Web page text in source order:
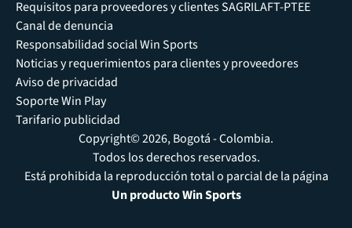
Requisitos para proveedores y clientes SAGRILAFT-PTEE
Canal de denuncia
Responsabilidad social Win Sports
Noticias y requerimientos para clientes y proveedores
Aviso de privacidad
Soporte Win Play
Tarifario publicidad
Copyright© 2026, Bogotá - Colombia.
Todos los derechos reservados.
Está prohibida la reproducción total o parcial de la página
Un producto Win Sports